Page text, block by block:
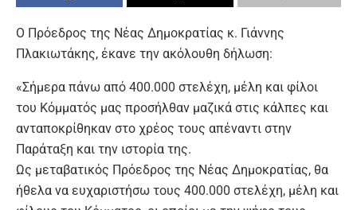
Ο Πρόεδρος της Νέας Δημοκρατίας κ. Γιάννης
Πλακιωτάκης, έκανε την ακόλουθη δήλωση:
«Σήμερα πάνω από 400.000 στελέχη, μέλη και φίλοι
του Κόμματός μας προσήλθαν μαζικά στις κάλπες και
ανταποκρίθηκαν στο χρέος τους απέναντι στην
Παράταξη και την ιστορία της.
Ως μεταβατικός Πρόεδρος της Νέας Δημοκρατίας, θα
ήθελα να ευχαριστήσω τους 400.000 στελέχη, μέλη και